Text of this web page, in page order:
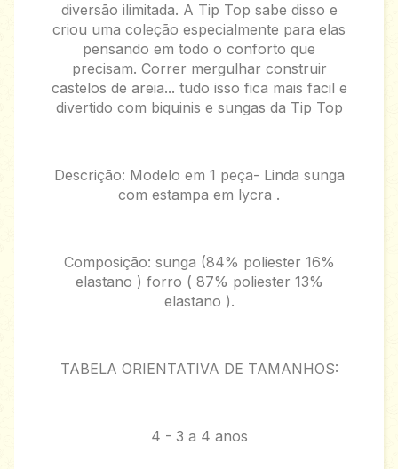
diversão ilimitada. A Tip Top sabe disso e
criou uma coleção especialmente para elas
pensando em todo o conforto que
precisam. Correr mergulhar construir
castelos de areia... tudo isso fica mais facil e
divertido com biquinis e sungas da Tip Top
Descrição: Modelo em 1 peça- Linda sunga
com estampa em lycra .
Composição: sunga (84% poliester 16%
elastano ) forro ( 87% poliester 13%
elastano ).
TABELA ORIENTATIVA DE TAMANHOS:
4 - 3 a 4 anos